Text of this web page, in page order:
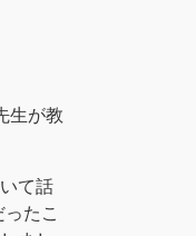
生が教
て話
たこ